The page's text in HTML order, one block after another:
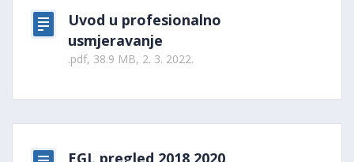
Uvod u profesionalno
usmjeravanje
.pdf, 38.9 MB, 2. 3. 2022.
EGL pregled 2018 2020